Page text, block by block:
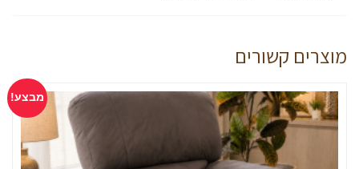
מוצרים קשורים
מבצע!